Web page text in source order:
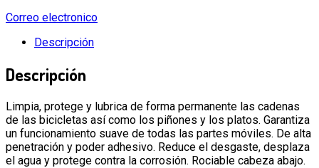
Correo electronico
Descripción
Descripción
Limpia, protege y lubrica de forma permanente las cadenas
de las bicicletas así como los piñones y los platos. Garantiza
un funcionamiento suave de todas las partes móviles. De alta
penetración y poder adhesivo. Reduce el desgaste, desplaza
el agua y protege contra la corrosión. Rociable cabeza abajo.